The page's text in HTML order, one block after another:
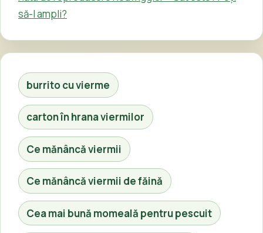
să-l ampli?
burrito cu vierme
carton în hrana viermilor
Ce mănâncă viermii
Ce mănâncă viermii de făină
Cea mai bună momeală pentru pescuit